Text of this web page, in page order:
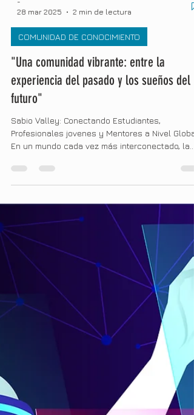
-
28 mar 2025
2 min de lectura
COMUNIDAD DE CONOCIMIENTO
"Una comunidad vibrante: entre la
experiencia del pasado y los sueños del
futuro"
Sabio Valley: Conectando Estudiantes,